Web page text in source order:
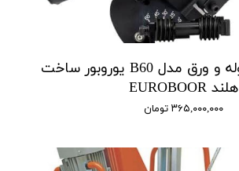
پخ زن پرتابل لوله و ورق مدل B60 یوروبور ساخت
هلند EUROBOOR
۳۶۵,۰۰۰,۰۰۰ تومان